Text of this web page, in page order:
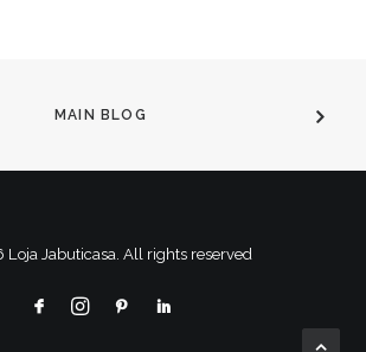
MAIN BLOG
Loja Jabuticasa. All rights reserved